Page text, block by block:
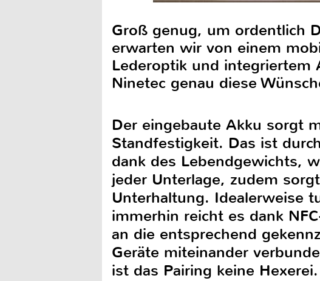
Groß genug, um ordentlich
erwarten wir von einem
Lederoptik und integriertem
Ninetec genau diese
Der eingebaute Akku sorgt
Standfestigkeit. Das ist
dank des Lebendgewichts,
jeder Unterlage, zudem
Unterhaltung. Idealerweise
immerhin reicht es dank
an die entsprechend
Geräte miteinander
ist das Pairing keine Hexerei.